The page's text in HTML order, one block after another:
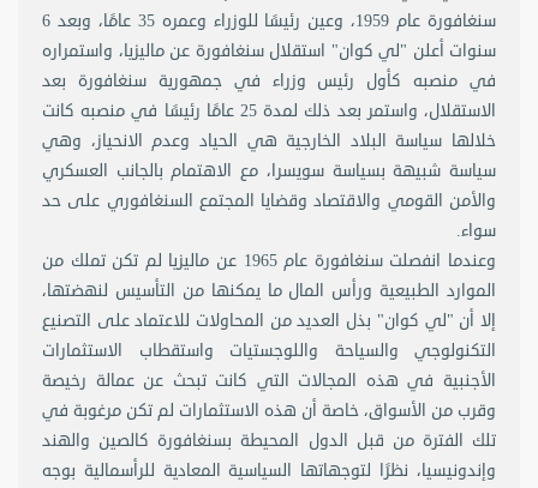
سنغافورة عام 1959، وعين رئيسًا للوزراء وعمره 35 عامًا، وبعد 6
سنوات أعلن "لي كوان" استقلال سنغافورة عن ماليزيا، واستمراره
في منصبه كأول رئيس وزراء في جمهورية سنغافورة بعد
الاستقلال، واستمر بعد ذلك لمدة 25 عامًا رئيسًا في منصبه كانت
خلالها سياسة البلاد الخارجية هي الحياد وعدم الانحياز، وهي
سياسة شبيهة بسياسة سويسرا، مع الاهتمام بالجانب العسكري
والأمن القومي والاقتصاد وقضايا المجتمع السنغافوري على حد
سواء.
وعندما انفصلت سنغافورة عام 1965 عن ماليزيا لم تكن تملك من
الموارد الطبيعية ورأس المال ما يمكنها من التأسيس لنهضتها،
إلا أن "لي كوان" بذل العديد من المحاولات للاعتماد على التصنيع
التكنولوجي والسياحة واللوجستيات واستقطاب الاستثمارات
الأجنبية في هذه المجالات التي كانت تبحث عن عمالة رخيصة
وقرب من الأسواق، خاصة أن هذه الاستثمارات لم تكن مرغوبة في
تلك الفترة من قبل الدول المحيطة بسنغافورة كالصين والهند
وإندونيسيا، نظرًا لتوجهاتها السياسية المعادية للرأسمالية بوجه